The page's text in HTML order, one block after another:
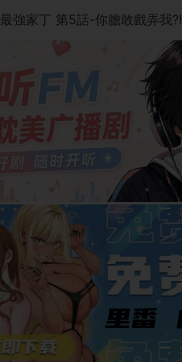
最強家丁 第5話-你膽敢戲弄我?!